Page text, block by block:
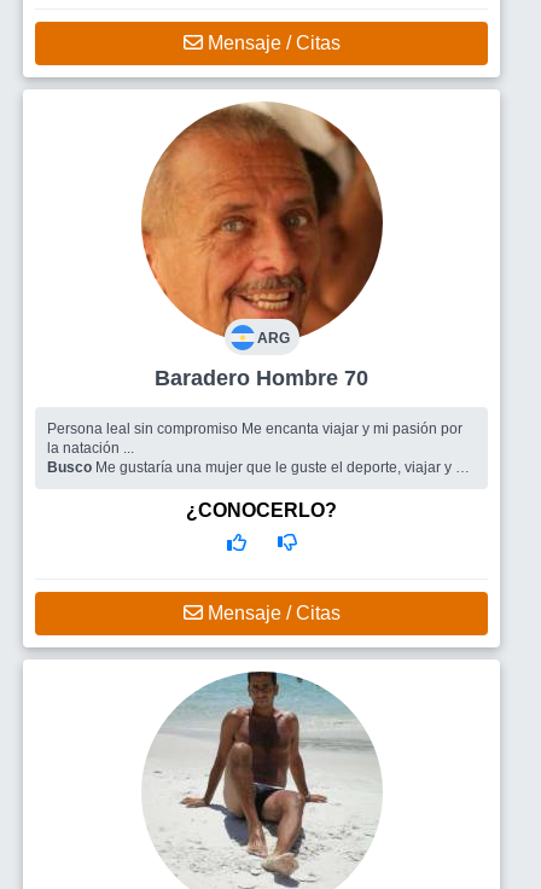
Mensaje / Citas
ARG
Baradero Hombre 70
Persona leal sin compromiso Me encanta viajar y mi pasión por
la natación ...
Busco Me gustaría una mujer que le guste el deporte, viajar y de
¿CONOCERLO?
Mensaje / Citas